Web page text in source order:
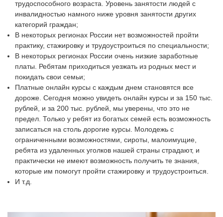
трудоспособного возраста. Уровень занятости людей с
инвалидностью намного ниже уровня занятости других
категорий граждан;
В некоторых регионах России нет возможностей пройти
практику, стажировку и трудоустроиться по специальности;
В некоторых регионах России очень низкие заработные
платы. Ребятам приходиться уезжать из родных мест и
покидать свои семьи;
Платные онлайн курсы с каждым днем становятся все
дороже. Сегодня можно увидеть онлайн курсы и за 150 тыс.
рублей, и за 200 тыс. рублей, мы уверены, что это не
предел. Только у ребят из богатых семей есть возможность
записаться на столь дорогие курсы. Молодежь с
ограниченными возможностями, сироты, малоимущие,
ребята из удаленных уголков нашей страны страдают, и
практически не имеют возможность получить те знания,
которые им помогут пройти стажировку и трудоустроиться.
И т.д.